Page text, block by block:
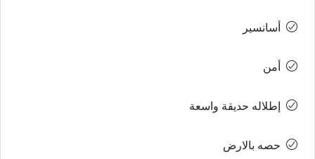
أسانسير
أمن
إطلاله حديقة واسعة
حصه بالارض